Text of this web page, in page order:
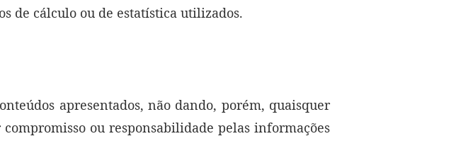
de cálculo ou de estatística utilizados.
apresentados, não dando, porém, quaisquer
ou responsabilidade pelas informações